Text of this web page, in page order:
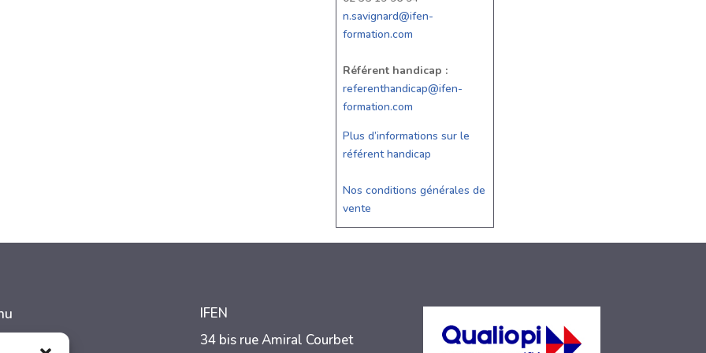
n.savignard@ifen-
formation.com
Référent handicap :
referenthandicap@ifen-
formation.com
Plus d’informations sur le
référent handicap
Nos conditions générales de
vente
IFEN
34 bis rue Amiral Courbet